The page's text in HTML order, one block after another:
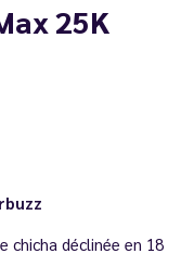
25K
chicha déclinée en 18